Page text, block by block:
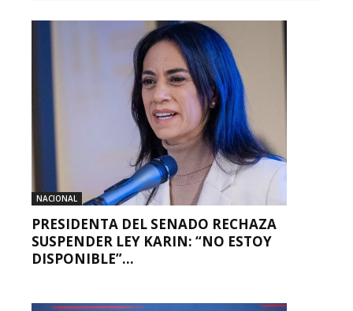
NACIONAL
PRESIDENTA DEL SENADO RECHAZA
SUSPENDER LEY KARIN: “NO ESTOY
DISPONIBLE”...